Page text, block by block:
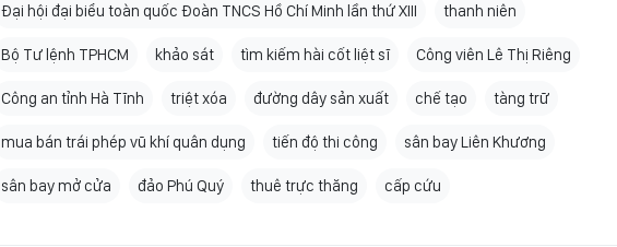
Đại hội đại biểu toàn quốc Đoàn TNCS Hồ Chí Minh lần thứ XIII thanh niên
Bộ Tư lệnh TPHCM khảo sát tìm kiếm hài cốt liệt sĩ Công viên Lê Thị Riêng
Công an tỉnh Hà Tĩnh triệt xóa đường dây sản xuất chế tạo tàng trữ
mua bán trái phép vũ khí quân dụng tiến độ thi công sân bay Liên Khương
sân bay mở cửa đảo Phú Quý thuê trực thăng cấp cứu